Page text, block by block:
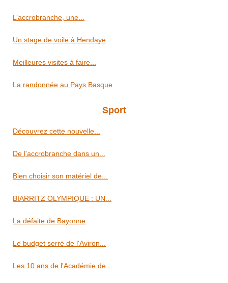
L’accrobranche, une...
Un stage de voile à Hendaye
Meilleures visites à faire...
La randonnée au Pays Basque
Sport
Découvrez cette nouvelle...
De l'accrobranche dans un...
Bien choisir son matériel de...
BIARRITZ OLYMPIQUE : UN...
La défaite de Bayonne
Le budget serré de l'Aviron...
Les 10 ans de l'Académie de...